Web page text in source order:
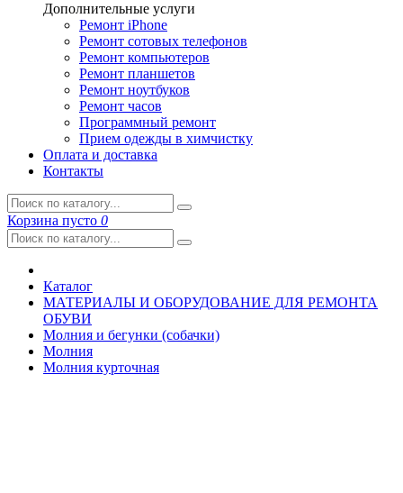
Дополнительные услуги
Ремонт iPhone
Ремонт сотовых телефонов
Ремонт компьютеров
Ремонт планшетов
Ремонт ноутбуков
Ремонт часов
Программный ремонт
Прием одежды в химчистку
Оплата и доставка
Контакты
Корзина пусто 0
Каталог
МАТЕРИАЛЫ И ОБОРУДОВАНИЕ ДЛЯ РЕМОНТА
ОБУВИ
Молния и бегунки (собачки)
Молния
Молния курточная